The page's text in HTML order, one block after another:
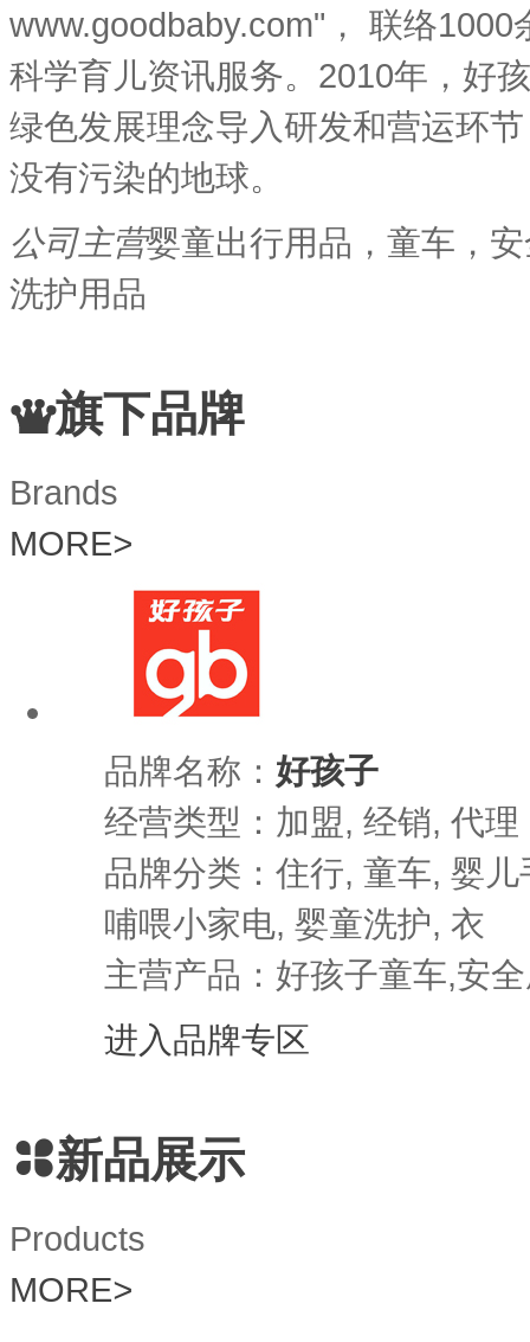
www.goodbaby.com"， 联络
科学育儿资讯服务。2010年，好
绿色发展理念导入研发和营运环
没有污染的地球。
公司主营婴童出行用品，童车，
洗护用品
旗下品牌
Brands
MORE>
品牌名称： 好孩子
经营类型：加盟, 经销, 代理
品牌分类：住行, 童车, 婴
哺喂小家电, 婴童洗护, 衣
主营产品：好孩子童车,安
进入品牌专区
新品展示
Products
MORE>